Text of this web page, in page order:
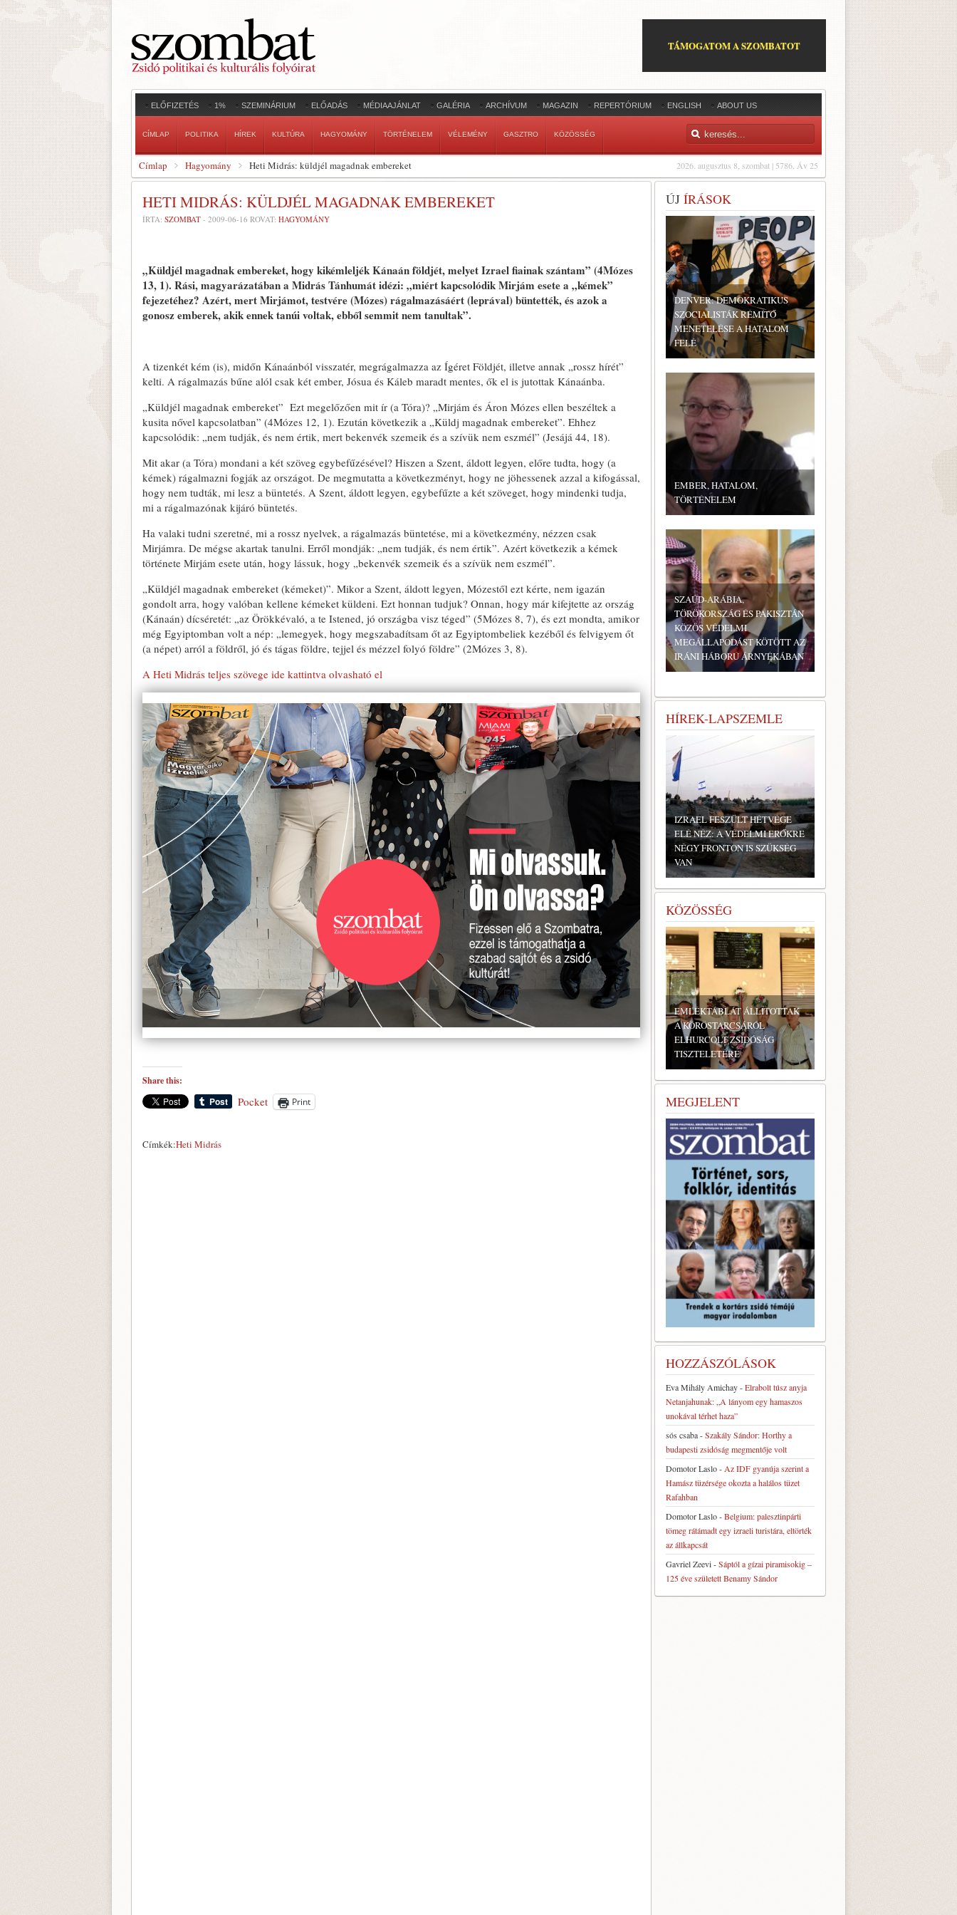
TÁMOGATOM A SZOMBATOT
ELŐFIZETÉS 1% SZEMINÁRIUM ELŐADÁS MÉDIAAJÁNLAT GALÉRIA ARCHÍVUM MAGAZIN REPERTÓRIUM ENGLISH ABOUT US
CÍMLAP POLITIKA HÍREK KULTÚRA HAGYOMÁNY TÖRTÉNELEM VÉLEMÉNY GASZTRO KÖZÖSSÉG
2026. augusztus 8, szombat | 5786. Áv 25
Címlap Hagyomány Heti Midrás: küldjél magadnak embereket
HETI MIDRÁS: KÜLDJÉL MAGADNAK EMBEREKET
ÍRTA: SZOMBAT - 2009-06-16 ROVAT: HAGYOMÁNY
„Küldjél magadnak embereket, hogy kikémleljék Kánaán földjét, melyet Izrael fiainak szántam” (4Mózes
13, 1). Rási, magyarázatában a Midrás Tánhumát idézi: „miért kapcsolódik Mirjám esete a „kémek”
fejezetéhez? Azért, mert Mirjámot, testvére (Mózes) rágalmazásáért (leprával) büntették, és azok a
gonosz emberek, akik ennek tanúi voltak, ebből semmit nem tanultak”.
A tizenkét kém (is), midőn Kánaánból visszatér, megrágalmazza az Ígéret Földjét, illetve annak „rossz hírét”
kelti. A rágalmazás bűne alól csak két ember, Jósua és Káleb maradt mentes, ők el is jutottak Kánaánba.
„Küldjél magadnak embereket” Ezt megelőzően mit ír (a Tóra)? „Mirjám és Áron Mózes ellen beszéltek a
kusita nővel kapcsolatban” (4Mózes 12, 1). Ezután következik a „Küldj magadnak embereket”. Ehhez
kapcsolódik: „nem tudják, és nem értik, mert bekenvék szemeik és a szívük nem eszmél” (Jesájá 44, 18).
Mit akar (a Tóra) mondani a két szöveg egybefűzésével? Hiszen a Szent, áldott legyen, előre tudta, hogy (a
kémek) rágalmazni fogják az országot. De megmutatta a következményt, hogy ne jöhessenek azzal a kifogással,
hogy nem tudták, mi lesz a büntetés. A Szent, áldott legyen, egybefűzte a két szöveget, hogy mindenki tudja,
mi a rágalmazónak kijáró büntetés.
Ha valaki tudni szeretné, mi a rossz nyelvek, a rágalmazás büntetése, mi a következmény, nézzen csak
Mirjámra. De mégse akartak tanulni. Erről mondják: „nem tudják, és nem értik”. Azért következik a kémek
története Mirjám esete után, hogy lássuk, hogy „bekenvék szemeik és a szívük nem eszmél”.
„Küldjél magadnak embereket (kémeket)”. Mikor a Szent, áldott legyen, Mózestől ezt kérte, nem igazán
gondolt arra, hogy valóban kellene kémeket küldeni. Ezt honnan tudjuk? Onnan, hogy már kifejtette az ország
(Kánaán) dícséretét: „az Örökkévaló, a te Istened, jó országba visz téged” (5Mózes 8, 7), és ezt mondta, amikor
még Egyiptomban volt a nép: „lemegyek, hogy megszabadítsam őt az Egyiptombeliek kezéből és felvigyem őt
(a népet) arról a földről, jó és tágas földre, tejjel és mézzel folyó földre” (2Mózes 3, 8).
A Heti Midrás teljes szövege ide kattintva olvasható el
Share this:
Pocket Print
Címkék:Heti Midrás
ÚJ ÍRÁSOK
DENVER: DEMOKRATIKUS
SZOCIALISTÁK RÉMÍTŐ
MENETELÉSE A HATALOM
FELÉ
EMBER, HATALOM,
TÖRTÉNELEM
SZAÚD-ARÁBIA,
TÖRÖKORSZÁG ÉS PAKISZTÁN
KÖZÖS VÉDELMI
MEGÁLLAPODÁST KÖTÖTT AZ
IRÁNI HÁBORÚ ÁRNYÉKÁBAN
HÍREK-LAPSZEMLE
IZRAEL FESZÜLT HÉTVÉGE
ELÉ NÉZ: A VÉDELMI ERŐKRE
NÉGY FRONTON IS SZÜKSÉG
VAN
KÖZÖSSÉG
EMLÉKTÁBLÁT ÁLLÍTOTTAK
A KÖRÖSTARCSÁRÓL
ELHURCOLT ZSIDÓSÁG
TISZTELETÉRE
MEGJELENT
HOZZÁSZÓLÁSOK
Eva Mihály Amichay-Elrabolt túsz anyja
Netanjahunak: „A lányom egy hamaszos
unokával térhet haza”
sós csaba-Szakály Sándor: Horthy a
budapesti zsidóság megmentője volt
Domotor Laslo- Az IDF gyanúja szerint a
Hamász tüzérsége okozta a halálos tüzet
Rafahban
Domotor Laslo-Belgium: palesztinpárti
tömeg rátámadt egy izraeli turistára, eltörték
az állkapcsát
Gavriel Zeevi-Sáptól a gízai piramisokig –
125 éve született Benamy Sándor